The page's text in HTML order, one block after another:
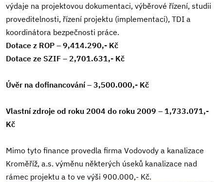
výdaje na projektovou dokumentaci, výběrové řízení, studii
proveditelnosti, řízení projektu (implementaci), TDI a
koordinátora bezpečnosti práce.
Dotace z ROP – 9,414.290,- Kč
Dotace ze SZIF – 2,701.631,- Kč
Úvěr na dofinancování – 3,500.000,- Kč
Vlastní zdroje od roku 2004 do roku 2009 – 1,733.071,-
Kč
Mimo tyto finance provedla firma Vodovody a kanalizace
Kroměříž, a.s. výměnu některých úseků kanalizace nad
rámec projektu a to ve výši 900.000,- Kč.